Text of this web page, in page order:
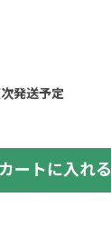
発送予定
カートに入れる